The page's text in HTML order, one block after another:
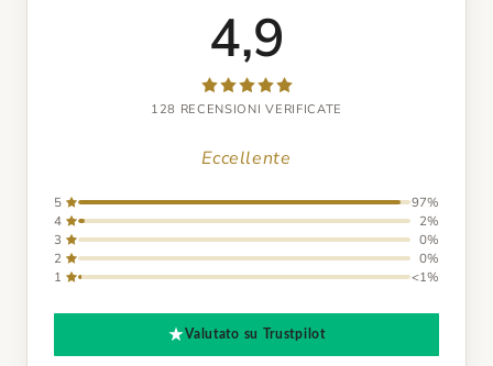
4,9
128 RECENSIONI VERIFICATE
Eccellente
5
97%
4
2%
3
0%
2
0%
1
<1%
Valutato su Trustpilot